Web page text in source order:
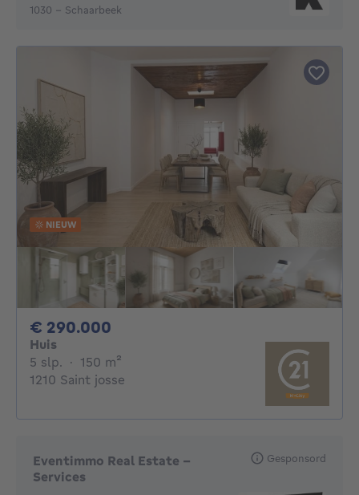
1030 - Schaarbeek
NIEUW
€ 290.000
Huis
5 slp. 5 slaapkamers
· 150 m²
1210 Saint josse
Eventimmo Real Estate -
Services
Gesponsord